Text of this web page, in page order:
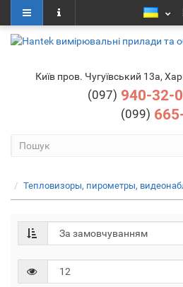
Київ пров. Чугуївський 13а,
(097) 940-32-
(099)
Тепловизоры, пирометры,